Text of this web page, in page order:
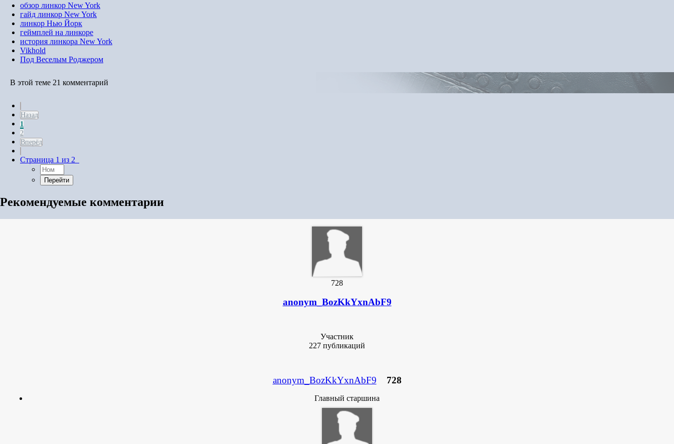
обзор линкор New York
гайд линкор New York
линкор Нью Йорк
геймплей на линкоре
история линкора New York
Vikhold
Под Веселым Роджером
В этой теме 21 комментарий
Назад
1
2
Вперёд
Страница 1 из 2
Рекомендуемые комментарии
728
anonym_BozKkYxnAbF9
Участник
227 публикаций
anonym_BozKkYxnAbF9 728
Главный старшина